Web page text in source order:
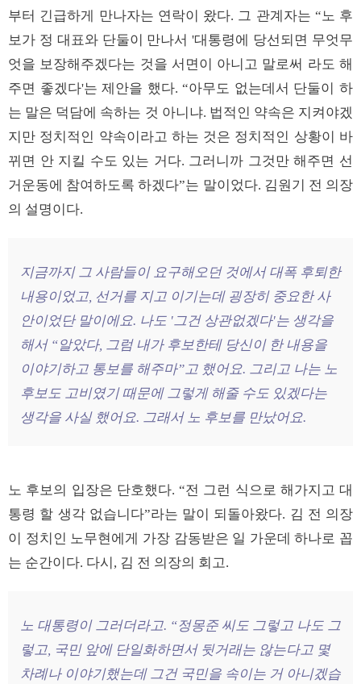
부터 긴급하게 만나자는 연락이 왔다. 그 관계자는 “노 후
보가 정 대표와 단둘이 만나서 '대통령에 당선되면 무엇무
엇을 보장해주겠다는 것을 서면이 아니고 말로써 라도 해
주면 좋겠다'는 제안을 했다. “아무도 없는데서 단둘이 하
는 말은 덕담에 속하는 것 아니냐. 법적인 약속은 지켜야겠
지만 정치적인 약속이라고 하는 것은 정치적인 상황이 바
뀌면 안 지킬 수도 있는 거다. 그러니까 그것만 해주면 선
거운동에 참여하도록 하겠다”는 말이었다. 김원기 전 의장
의 설명이다.
지금까지 그 사람들이 요구해오던 것에서 대폭 후퇴한
내용이었고, 선거를 지고 이기는데 굉장히 중요한 사
안이었단 말이에요. 나도 '그건 상관없겠다'는 생각을
해서 “알았다, 그럼 내가 후보한테 당신이 한 내용을
이야기하고 통보를 해주마”고 했어요. 그리고 나는 노
후보도 고비였기 때문에 그렇게 해줄 수도 있겠다는
생각을 사실 했어요. 그래서 노 후보를 만났어요.
노 후보의 입장은 단호했다. “전 그런 식으로 해가지고 대
통령 할 생각 없습니다”라는 말이 되돌아왔다. 김 전 의장
이 정치인 노무현에게 가장 감동받은 일 가운데 하나로 꼽
는 순간이다. 다시, 김 전 의장의 회고.
노 대통령이 그러더라고. “정몽준 씨도 그렇고 나도 그
렇고, 국민 앞에 단일화하면서 뒷거래는 않는다고 몇
차례나 이야기했는데 그건 국민을 속이는 거 아니겠습